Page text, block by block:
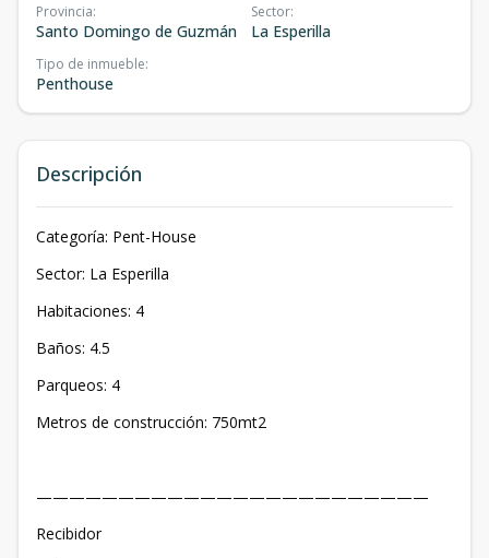
Provincia:
Santo Domingo de Guzmán
Sector:
La Esperilla
Tipo de inmueble:
Penthouse
Descripción
Categoría: Pent-House
Sector: La Esperilla
Habitaciones: 4
Baños: 4.5
Parqueos: 4
Metros de construcción: 750mt2
————————————————————————
Recibidor